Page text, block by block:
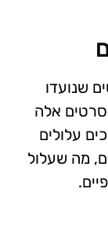
שנועדו
אלה
עלולים
מה שעלול